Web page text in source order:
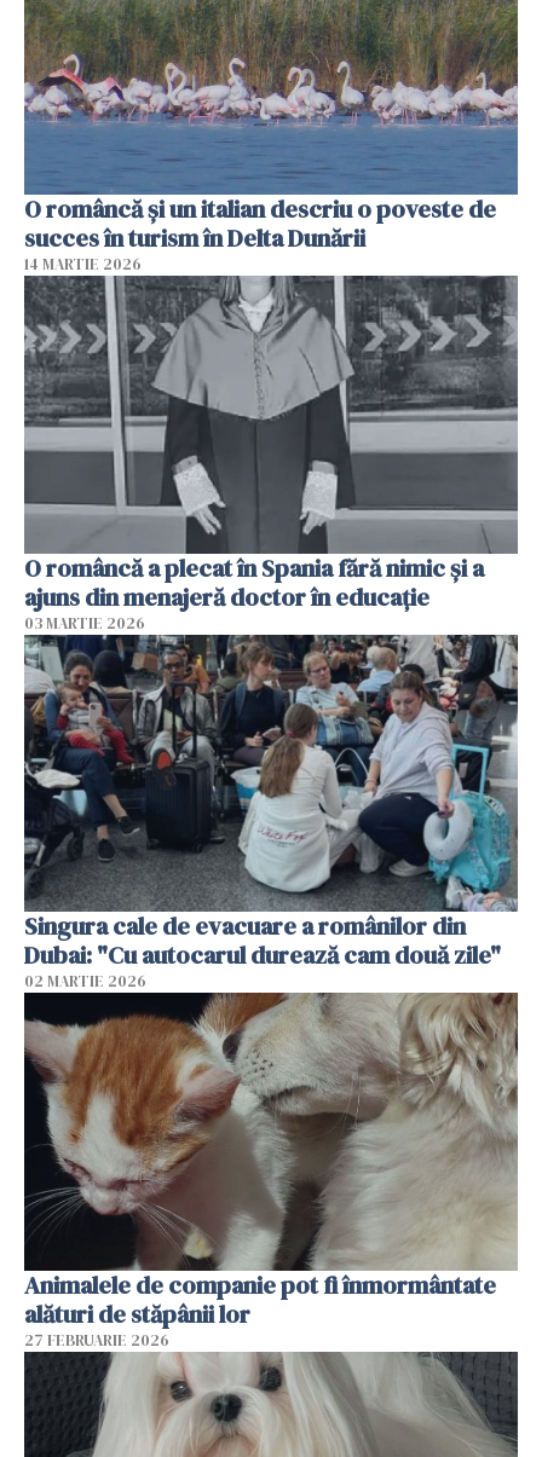
O româncă și un italian descriu o poveste de
succes în turism în Delta Dunării
14 MARTIE 2026
O româncă a plecat în Spania fără nimic și a
ajuns din menajeră doctor în educație
03 MARTIE 2026
Singura cale de evacuare a românilor din
Dubai: "Cu autocarul durează cam două zile"
02 MARTIE 2026
Animalele de companie pot fi înmormântate
alături de stăpânii lor
27 FEBRUARIE 2026